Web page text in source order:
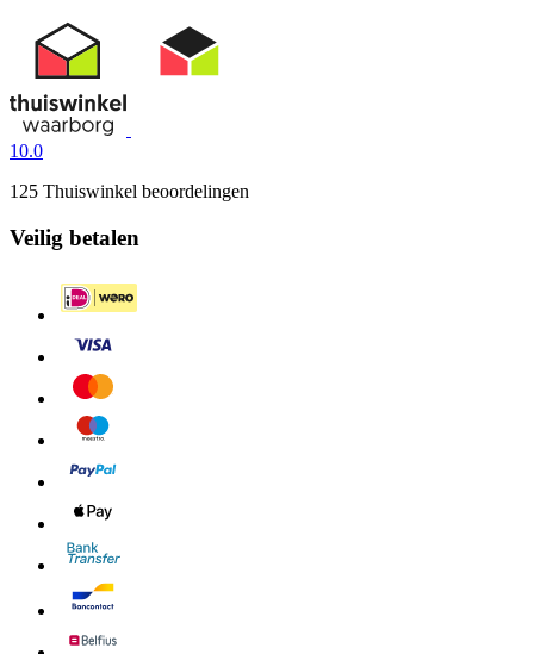
10.0
125 Thuiswinkel beoordelingen
Veilig betalen